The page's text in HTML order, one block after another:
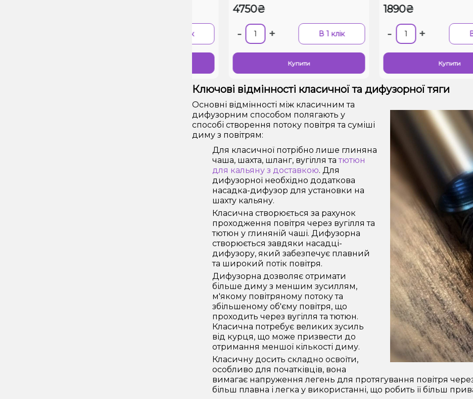
4750₴
+ В 1 клік
Купити
1890₴
+ В 1
Купити
Ключові відмінності класичної та дифузорної тяги
Основні відмінності між класичним та
дифузорним способом полягають у
способі створення потоку повітря та суміші
диму з повітрям:
Для класичної потрібно лише глиняна
чаша, шахта, шланг, вугілля татютюн
для кальяну з доставкою. Для
дифузорної необхідно додаткова
насадка-дифузор для установки на
шахту кальяну.
Класична створюється за рахунок
проходження повітря через вугілля та
тютюн у глиняній чаші. Дифузорна
створюється завдяки насадці-
дифузору, який забезпечує плавний
та широкий потік повітря.
Дифузорна дозволяє отримати
більше диму з меншим зусиллям,
м'якому повітряному потоку та
збільшеному об'єму повітря, що
проходить через вугілля та тютюн.
Класична потребує великих зусиль
від курця, що може призвести до
отримання меншої кількості диму.
Класичну досить складно освоїти,
особливо для початківців, вона
вимагає напруження легень для протягування повітря
більш плавна і легка у використанні, що робить її більш